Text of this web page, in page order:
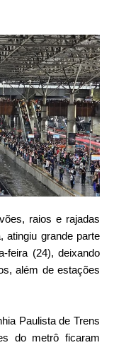
raios e rajadas
grande parte
feira (24), deixando
além de estações
Paulista de Trens
do metrô ficaram